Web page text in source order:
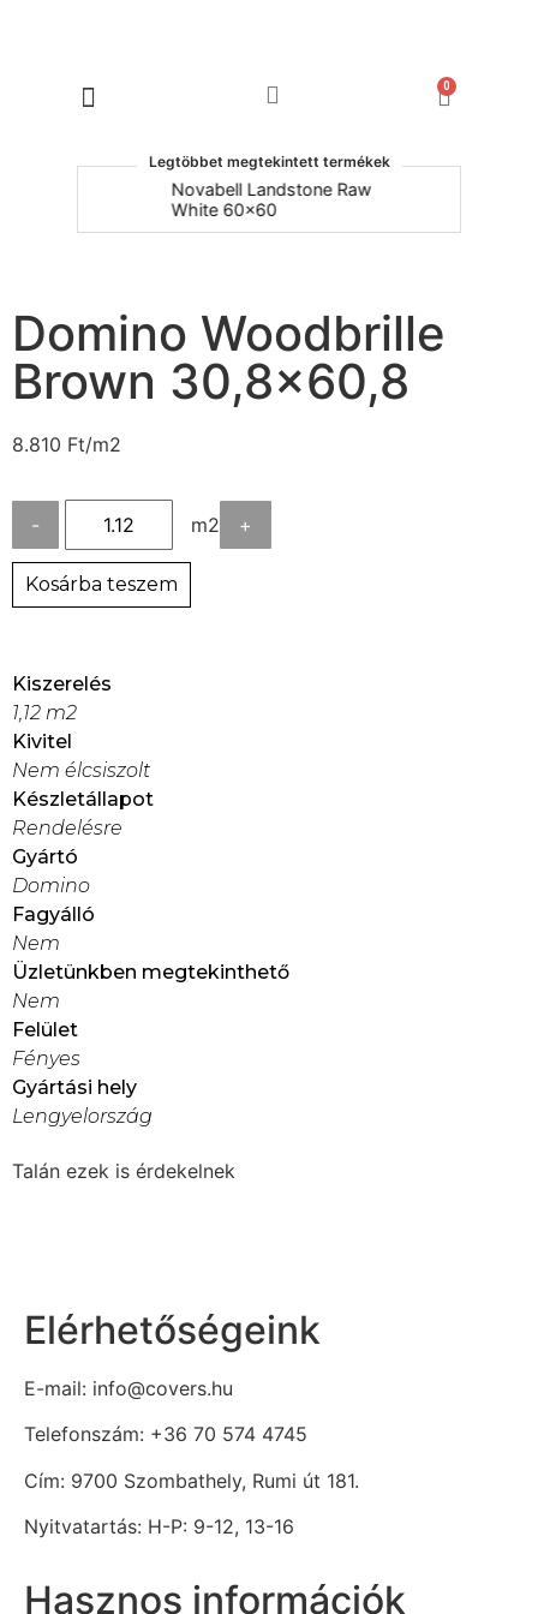
0
Legtöbbet megtekintett termékek
Novabell Landstone Raw
White 60x60
Domino Woodbrille
Brown 30,8×60,8
8.810 Ft/m2
- m2 +
Kosárba teszem
Kiszerelés
1,12 m2
Kivitel
Nem élcsiszolt
Készletállapot
Rendelésre
Gyártó
Domino
Fagyálló
Nem
Üzletünkben megtekinthető
Nem
Felület
Fényes
Gyártási hely
Lengyelország
Talán ezek is érdekelnek
Elérhetőségeink
E-mail: info@covers.hu
Telefonszám: +36 70 574 4745
Cím: 9700 Szombathely, Rumi út 181.
Nyitvatartás: H-P: 9-12, 13-16
Hasznos információk